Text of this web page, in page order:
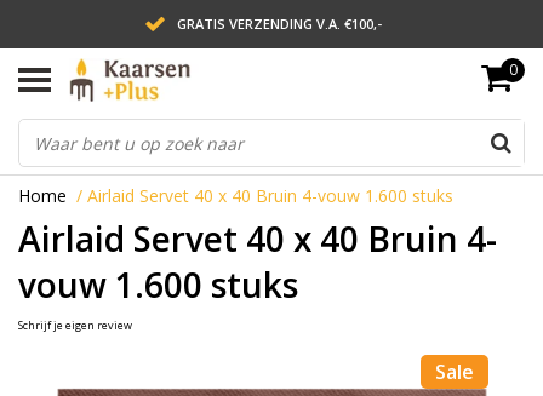
GRATIS VERZENDING V.A. €100,-
LEVERING BINNEN 2 WERKDAGEN
ACHTERAF BETALEN VIA AFTERPAY
0
Home / Airlaid Servet 40 x 40 Bruin 4-vouw 1.600 stuks
Airlaid Servet 40 x 40 Bruin 4-
vouw 1.600 stuks
Schrijf je eigen review
Sale